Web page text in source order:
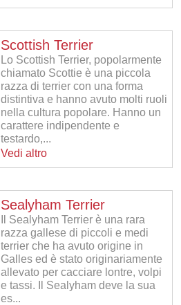
Scottish Terrier
Lo Scottish Terrier, popolarmente
chiamato Scottie è una piccola
razza di terrier con una forma
distintiva e hanno avuto molti ruoli
nella cultura popolare. Hanno un
carattere indipendente e
testardo,...
Vedi altro
Sealyham Terrier
Il Sealyham Terrier è una rara
razza gallese di piccoli e medi
terrier che ha avuto origine in
Galles ed è stato originariamente
allevato per cacciare lontre, volpi
e tassi. Il Sealyham deve la sua
es...